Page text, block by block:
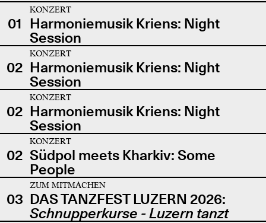
01
KONZERT
Harmoniemusik Kriens: Night
Session
02
KONZERT
Harmoniemusik Kriens: Night
Session
02
KONZERT
Harmoniemusik Kriens: Night
Session
02
KONZERT
Südpol meets Kharkiv: Some
People
03
ZUM MITMACHEN
DAS TANZFEST LUZERN 2026:
Schnupperkurse - Luzern tanzt